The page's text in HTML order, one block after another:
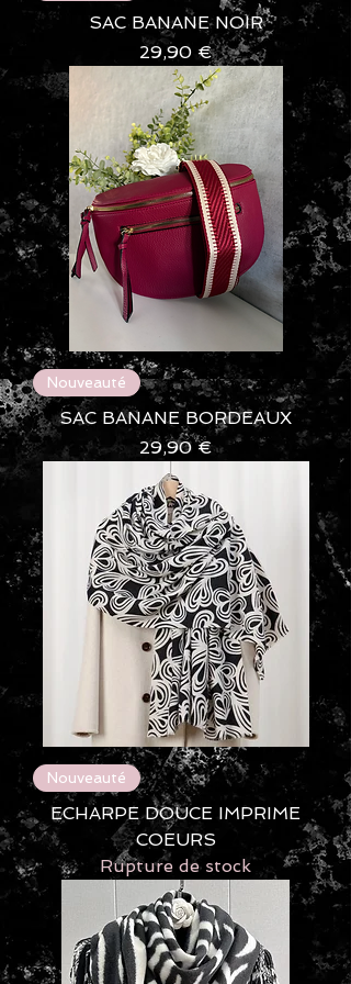
SAC BANANE NOIR
Prix
29,90 €
Nouveauté
SAC BANANE BORDEAUX
Prix
29,90 €
Nouveauté
ECHARPE DOUCE IMPRIME
COEURS
Rupture de stock